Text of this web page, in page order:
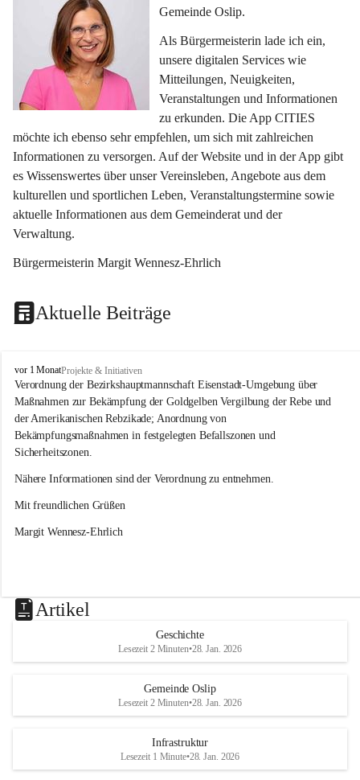
Gemeinde Oslip.
Als Bürgermeisterin lade ich ein,
unsere digitalen Services wie
Mitteilungen, Neuigkeiten,
Veranstaltungen und Informationen
zu erkunden. Die App CITIES
möchte ich ebenso sehr empfehlen, um sich mit zahlreichen
Informationen zu versorgen. Auf der Website und in der App gibt
es Wissenswertes über unser Vereinsleben, Angebote aus dem
kulturellen und sportlichen Leben, Veranstaltungstermine sowie
aktuelle Informationen aus dem Gemeinderat und der
Verwaltung.
Bürgermeisterin Margit Wennesz-Ehrlich
Aktuelle Beiträge
O
s
l
i
p
vor 1 MonatProjekte & Initiativen
Verordnung der Bezirkshauptmannschaft Eisenstadt-Umgebung über
Maßnahmen zur Bekämpfung der Goldgelben Vergilbung der Rebe und
der Amerikanischen Rebzikade; Anordnung von
Bekämpfungsmaßnahmen in festgelegten Befallszonen und
Sicherheitszonen.
Nähere Informationen sind der Verordnung zu entnehmen.
Mit freundlichen Grüßen
Margit Wennesz-Ehrlich
Artikel
Geschichte
Lesezeit 2 Minuten•28. Jan. 2026
Gemeinde Oslip
Lesezeit 2 Minuten•28. Jan. 2026
Infrastruktur
Lesezeit 1 Minute•28. Jan. 2026